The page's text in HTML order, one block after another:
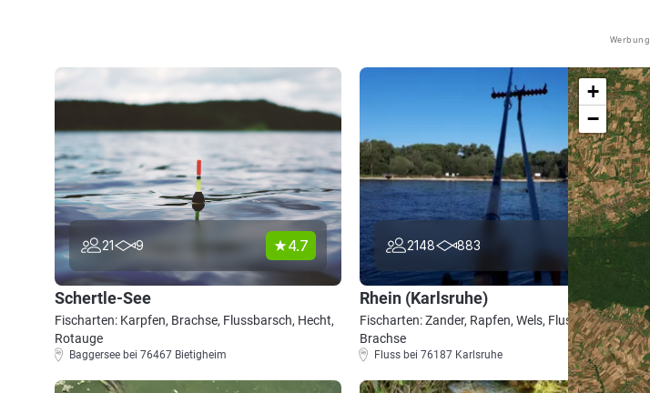
Werbung
21 9 4.7
Schertle-See
Fischarten: Karpfen, Brachse, Flussbarsch, Hecht,
Rotauge
Baggersee bei 76467 Bietigheim
2148 883 4.3
Rhein (Karlsruhe)
Fischarten: Zander, Rapfen, Wels, Flussbarsch,
Brachse
Fluss bei 76187 Karlsruhe
+
−